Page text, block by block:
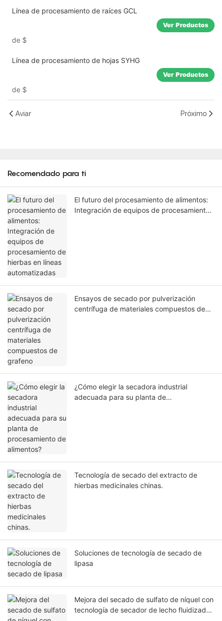
Línea de procesamiento de raíces GCL
de $
Ver Productos
Línea de procesamiento de hojas SYHG
de $
Ver Productos
Aviar Próximo
Recomendado para ti
El futuro del procesamiento de alimentos:
Integración de equipos de procesamiento
Ensayos de secado por pulverización
centrífuga de materiales compuestos de
¿Cómo elegir la secadora industrial
adecuada para su planta de
Tecnología de secado del extracto de
hierbas medicinales chinas.
Soluciones de tecnología de secado de
lipasa
Mejora del secado de sulfato de níquel con
tecnología de secador de lecho fluidizado